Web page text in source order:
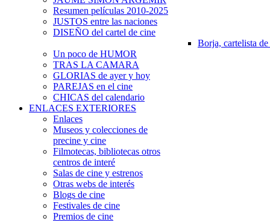
Resumen películas 2010-2025
JUSTOS entre las naciones
DISEÑO del cartel de cine
Borja, cartelista
Un poco de HUMOR
TRAS LA CAMARA
GLORIAS de ayer y hoy
PAREJAS en el cine
CHICAS del calendario
ENLACES EXTERIORES
Enlaces
Museos y colecciones de
precine y cine
Filmotecas, bibliotecas otros
centros de interé
Salas de cine y estrenos
Otras webs de interés
Blogs de cine
Festivales de cine
Premios de cine